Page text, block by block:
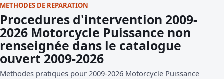
METHODES DE REPARATION
Procedures d'intervention 2009-
2026 Motorcycle Puissance non
renseignée dans le catalogue
ouvert 2009-2026
Methodes pratiques pour 2009-2026 Motorcycle Puissance